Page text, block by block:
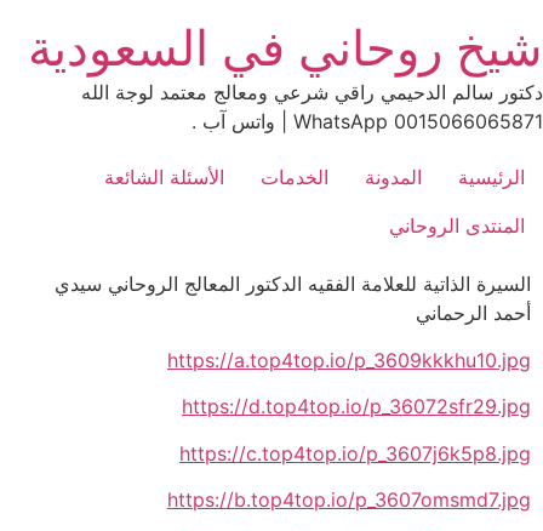
to
content
شيخ روحاني في السعودية
دكتور سالم الدحيمي راقي شرعي ومعالج معتمد لوجة الله
0015066065871 WhatsApp | واتس آب .
الرئيسية المدونة الخدمات
الأسئلة الشائعة
المنتدى الروحاني
السيرة الذاتية للعلامة الفقيه الدكتور المعالج الروحاني سيدي
أحمد الرحماني
https://a.top4top.io/p_3609kkkhu10.jpg
https://d.top4top.io/p_36072sfr29.jpg
https://c.top4top.io/p_3607j6k5p8.jpg
https://b.top4top.io/p_3607omsmd7.jpg